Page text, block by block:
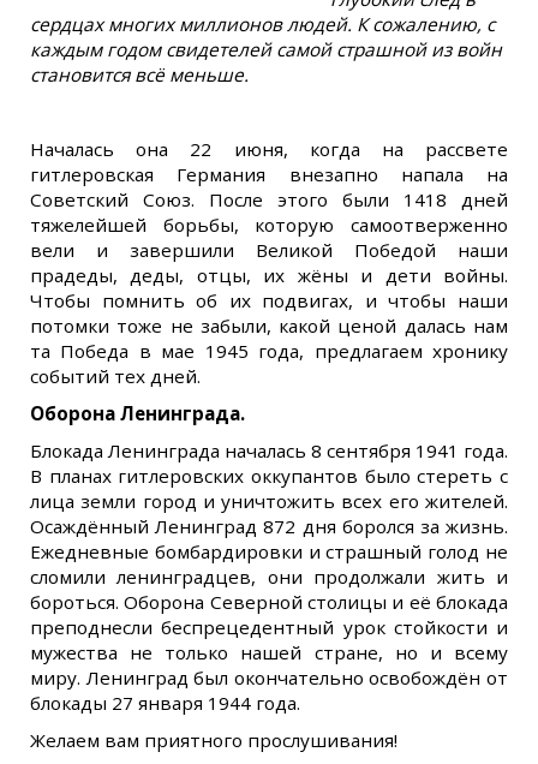
сердцах многих миллионов людей. К сожалению, с
каждым годом свидетелей самой страшной из войн
становится всё меньше.
Началась она 22 июня, когда на рассвете
гитлеровская Германия внезапно напала на
Советский Союз. После этого были 1418 дней
тяжелейшей борьбы, которую самоотверженно
вели и завершили Великой Победой наши
прадеды, деды, отцы, их жёны и дети войны.
Чтобы помнить об их подвигах, и чтобы наши
потомки тоже не забыли, какой ценой далась нам
та Победа в мае 1945 года, предлагаем хронику
событий тех дней.
Оборона Ленинграда.
Блокада Ленинграда началась 8 сентября 1941 года.
В планах гитлеровских оккупантов было стереть с
лица земли город и уничтожить всех его жителей.
Осаждённый Ленинград 872 дня боролся за жизнь.
Ежедневные бомбардировки и страшный голод не
сломили ленинградцев, они продолжали жить и
бороться. Оборона Северной столицы и её блокада
преподнесли беспрецедентный урок стойкости и
мужества не только нашей стране, но и всему
миру. Ленинград был окончательно освобождён от
блокады 27 января 1944 года.
Желаем вам приятного прослушивания!